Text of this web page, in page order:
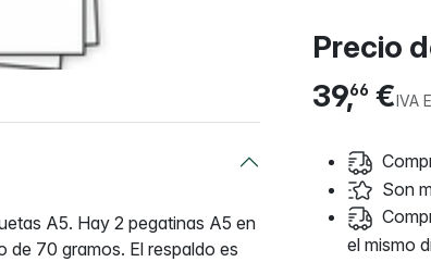
Precio
39,66 €IVA
Son
el mismo
A5. Hay 2 pegatinas A5 en
de 70 gramos. El respaldo es